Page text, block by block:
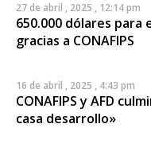
27 de abril , 2025 , 12:14 pm
650.000 dólares para
gracias a CONAFIPS
16 de abril , 2025 , 4:43 pm
CONAFIPS y AFD
casa desarrollo»